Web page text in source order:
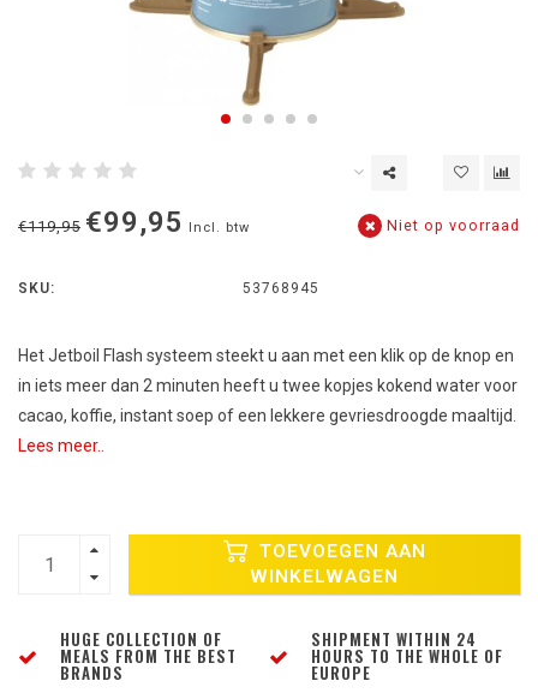
€119,95 €99,95 Incl. btw Niet op voorraad
SKU: 53768945
Het Jetboil Flash systeem steekt u aan met een klik op de knop en
in iets meer dan 2 minuten heeft u twee kopjes kokend water voor
cacao, koffie, instant soep of een lekkere gevriesdroogde maaltijd.
Lees meer..
TOEVOEGEN AAN
WINKELWAGEN
HUGE COLLECTION OF
MEALS FROM THE BEST
BRANDS
SHIPMENT WITHIN 24
HOURS TO THE WHOLE OF
EUROPE